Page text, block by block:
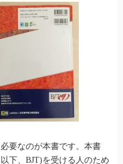
要なのが本書です。本書
下、BJT)を受ける人のため